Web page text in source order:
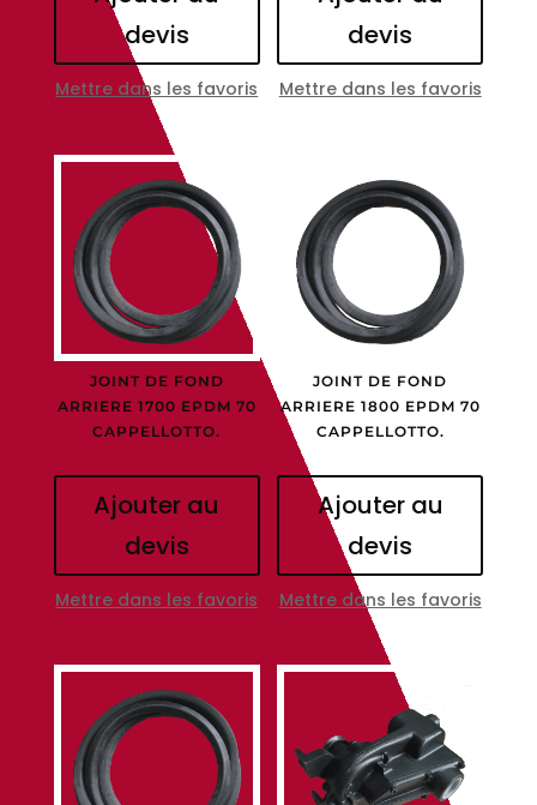
devis
Mettre dans les favoris
devis
Mettre dans les favoris
JOINT DE FOND
ARRIERE 1700 EPDM 70
CAPPELLOTTO.
Ajouter au
devis
Mettre dans les favoris
JOINT DE FOND
ARRIERE 1800 EPDM 70
CAPPELLOTTO.
Ajouter au
devis
Mettre dans les favoris